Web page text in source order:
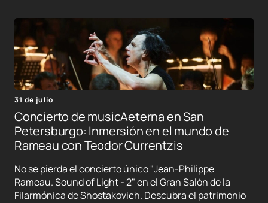
31 de julio
Concierto de musicAeterna en San
Petersburgo: Inmersión en el mundo de
Rameau con Teodor Currentzis
No se pierda el concierto único "Jean-Philippe
Rameau. Sound of Light - 2" en el Gran Salón de la
Filarmónica de Shostakovich. Descubra el patrimonio